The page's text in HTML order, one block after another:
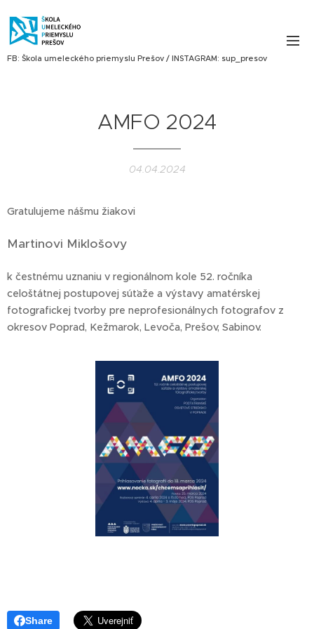
FB: Škola umeleckého priemyslu Prešov / INSTAGRAM: sup_presov
AMFO 2024
04.04.2024
Gratulujeme nášmu žiakovi
Martinovi Miklošovy
k čestnému uznaniu v regionálnom kole 52. ročníka
celoštátnej postupovej súťaže a výstavy amatérskej
fotografickej tvorby pre neprofesionálnych fotografov z
okresov Poprad, Kežmarok, Levoča, Prešov, Sabinov.
Share